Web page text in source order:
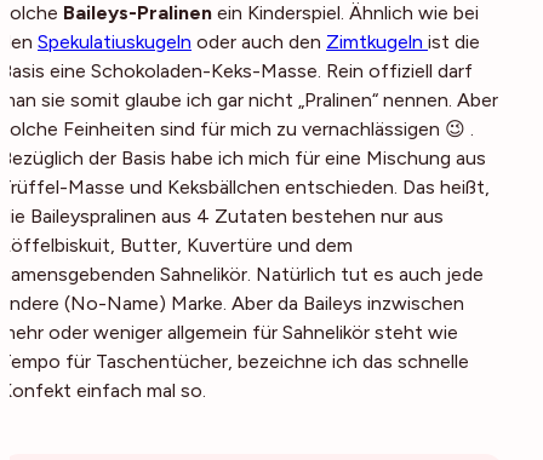
solche Baileys-Pralinen ein Kinderspiel. Ähnlich wie bei
den Spekulatiuskugeln oder auch den Zimtkugeln ist die
Basis eine Schokoladen-Keks-Masse. Rein offiziell darf
man sie somit glaube ich gar nicht „Pralinen“ nennen. Aber
solche Feinheiten sind für mich zu vernachlässigen 😉 .
Bezüglich der Basis habe ich mich für eine Mischung aus
Trüffel-Masse und Keksbällchen entschieden. Das heißt,
die Baileyspralinen aus 4 Zutaten bestehen nur aus
Löffelbiskuit, Butter, Kuvertüre und dem
namensgebenden Sahnelikör. Natürlich tut es auch jede
andere (No-Name) Marke. Aber da Baileys inzwischen
mehr oder weniger allgemein für Sahnelikör steht wie
Tempo für Taschentücher, bezeichne ich das schnelle
Konfekt einfach mal so.